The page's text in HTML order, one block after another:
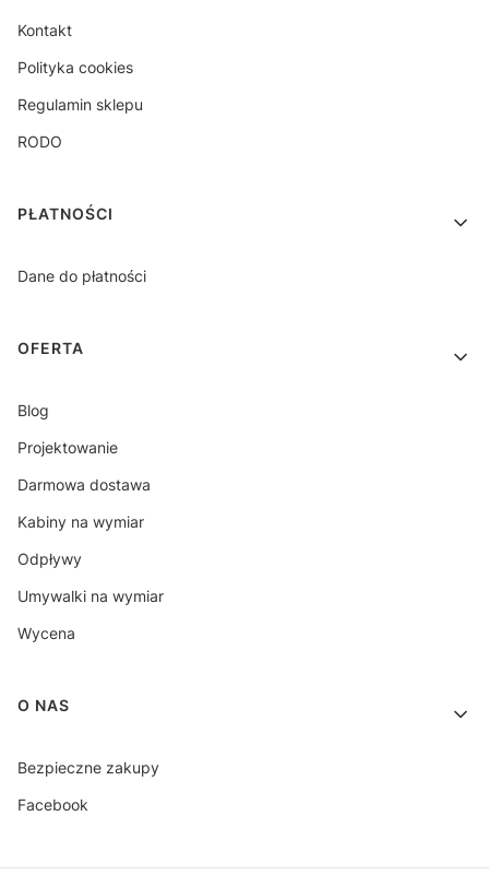
Kontakt
Polityka cookies
Regulamin sklepu
RODO
PŁATNOŚCI
Dane do płatności
OFERTA
Blog
Projektowanie
Darmowa dostawa
Kabiny na wymiar
Odpływy
Umywalki na wymiar
Wycena
O NAS
Bezpieczne zakupy
Facebook